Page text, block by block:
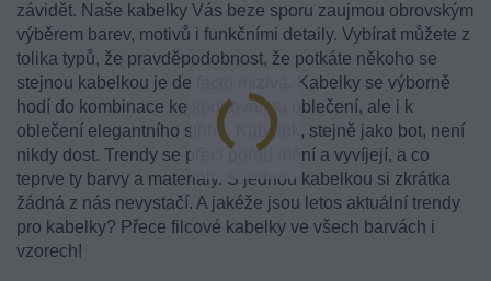
závidět. Naše kabelky Vás beze sporu zaujmou obrovským
výběrem barev, motivů i funkčními detaily. Vybírat můžete z
tolika typů, že pravděpodobnost, že potkáte někoho se
stejnou kabelkou je de facto mizivá. Kabelky se výborně
hodí do kombinace ke sportovnímu oblečení, ale i k
oblečení elegantního střihu. Kabelek, stejně jako bot, není
nikdy dost. Trendy se přeci pořád mění a vyvíjejí, a co
teprve ty barvy a materiály. S jednou kabelkou si zkrátka
žádná z nás nevystačí. A jakéže jsou letos aktuální trendy
pro kabelky? Přece filcové kabelky ve všech barvách i
vzorech!